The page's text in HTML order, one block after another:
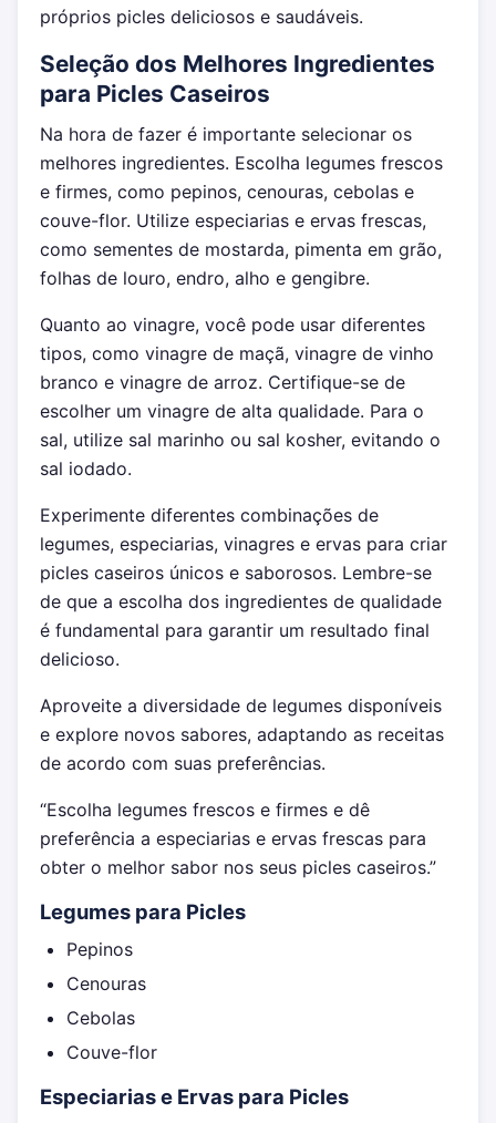
próprios picles deliciosos e saudáveis.
Seleção dos Melhores Ingredientes
para Picles Caseiros
Na hora de fazer é importante selecionar os
melhores ingredientes. Escolha legumes frescos
e firmes, como pepinos, cenouras, cebolas e
couve-flor. Utilize especiarias e ervas frescas,
como sementes de mostarda, pimenta em grão,
folhas de louro, endro, alho e gengibre.
Quanto ao vinagre, você pode usar diferentes
tipos, como vinagre de maçã, vinagre de vinho
branco e vinagre de arroz. Certifique-se de
escolher um vinagre de alta qualidade. Para o
sal, utilize sal marinho ou sal kosher, evitando o
sal iodado.
Experimente diferentes combinações de
legumes, especiarias, vinagres e ervas para criar
picles caseiros únicos e saborosos. Lembre-se
de que a escolha dos ingredientes de qualidade
é fundamental para garantir um resultado final
delicioso.
Aproveite a diversidade de legumes disponíveis
e explore novos sabores, adaptando as receitas
de acordo com suas preferências.
“Escolha legumes frescos e firmes e dê
preferência a especiarias e ervas frescas para
obter o melhor sabor nos seus picles caseiros.”
Legumes para Picles
Pepinos
Cenouras
Cebolas
Couve-flor
Especiarias e Ervas para Picles